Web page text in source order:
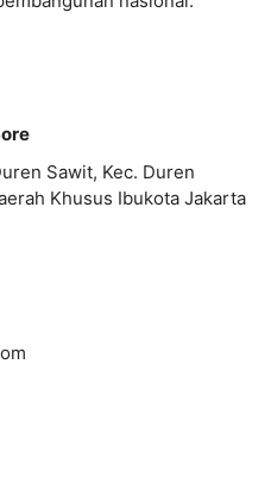
Sawit, Kec. Duren
Khusus Ibukota Jakarta